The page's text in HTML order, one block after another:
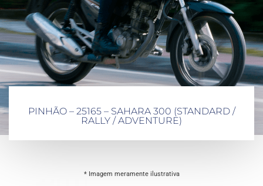
PINHÃO – 25165 – SAHARA 300 (STANDARD /
RALLY / ADVENTURE)
* Imagem meramente ilustrativa